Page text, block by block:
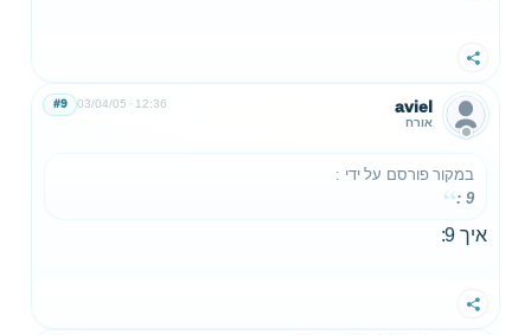
שתף
aviel
אורח
03/04/05 12:36
#9
במקור פורסם על ידי :
9 :
איך 9:
שתף